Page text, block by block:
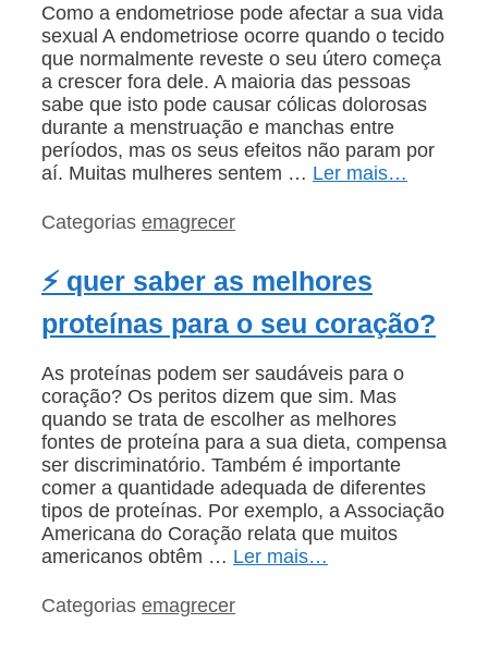
Como a endometriose pode afectar a sua vida
sexual A endometriose ocorre quando o tecido
que normalmente reveste o seu útero começa
a crescer fora dele. A maioria das pessoas
sabe que isto pode causar cólicas dolorosas
durante a menstruação e manchas entre
períodos, mas os seus efeitos não param por
aí. Muitas mulheres sentem … Ler mais…
Categorias emagrecer
⚡ quer saber as melhores
proteínas para o seu coração?
As proteínas podem ser saudáveis para o
coração? Os peritos dizem que sim. Mas
quando se trata de escolher as melhores
fontes de proteína para a sua dieta, compensa
ser discriminatório. Também é importante
comer a quantidade adequada de diferentes
tipos de proteínas. Por exemplo, a Associação
Americana do Coração relata que muitos
americanos obtêm … Ler mais…
Categorias emagrecer